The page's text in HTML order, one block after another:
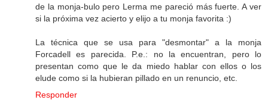
de la monja-bulo pero Lerma me pareció más fuerte. A ver
si la próxima vez acierto y elijo a tu monja favorita :)
La técnica que se usa para "desmontar" a la monja
Forcadell es parecida. P.e.: no la encuentran, pero lo
presentan como que le da miedo hablar con ellos o los
elude como si la hubieran pillado en un renuncio, etc.
Responder